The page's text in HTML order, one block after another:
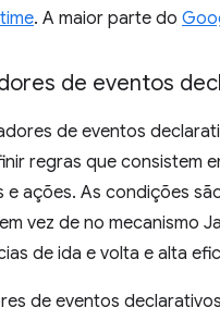
. A maior parte do
de eventos
de eventos
regras que consistem
e ações. As condições
vez de no mecanismo
de ida e volta e alta
de eventos